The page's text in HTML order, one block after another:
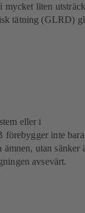
mycket liten
tätning (GLRD)
eller i
förebygger inte bara
utan sänker
avsevärt.